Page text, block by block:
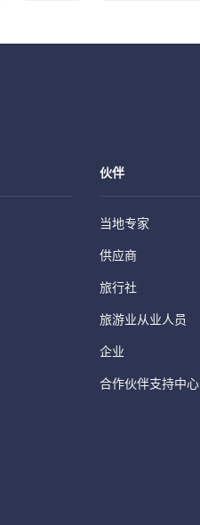
伙伴
当地专家
供应商
旅行社
旅游业从业人员
企业
合作伙伴支持中心